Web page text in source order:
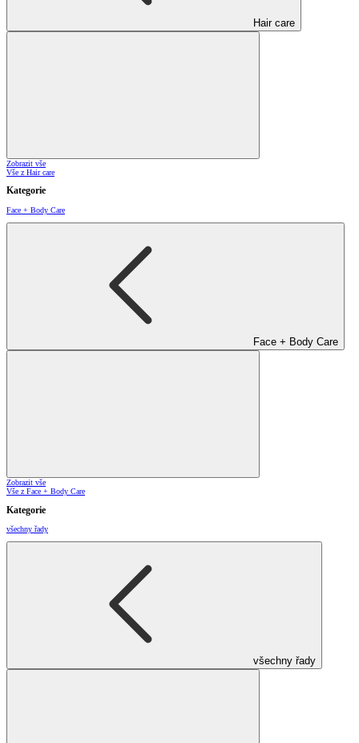
Hair care
Zobrazit vše
Vše z Hair care
Kategorie
Face + Body Care
Face + Body Care
Zobrazit vše
Vše z Face + Body Care
Kategorie
všechny řady
všechny řady